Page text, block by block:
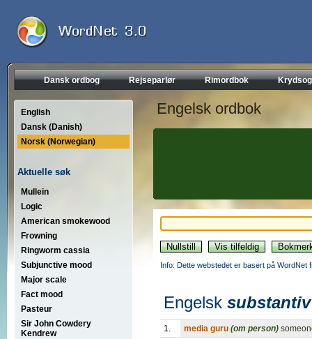
Dansk ordbog Rejseparlør Rimordbok
English
Dansk (Danish)
Norsk (Norwegian)
Aktuelle søk
Mullein
Logic
American smokewood
Frowning
Ringworm cassia
Subjunctive mood
Major scale
Fact mood
Pasteur
Sir John Cowdery
Kendrew
Engelsk ordbok
Info: Dette webstedet er basert på WordNet
Engelsk substantiv
1. media guru (om person)